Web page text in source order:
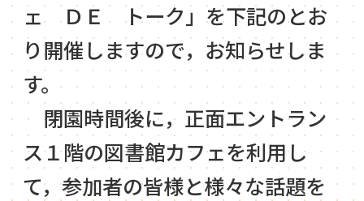
ェ ＤＥ トーク」を下記のとお
り開催しますので，お知らせしま
す。
閉園時間後に，正面エントラン
ス１階の図書館カフェを利用し
て，参加者の皆様と様々な話題を